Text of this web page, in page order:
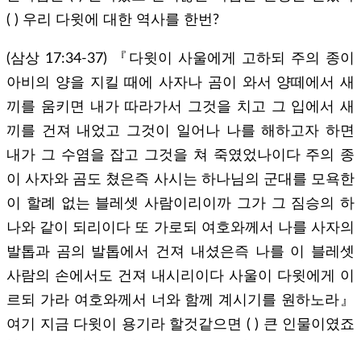
( ) 우리 다윗에 대한 역사를 한번?
(삼상 17:34-37) 『다윗이 사울에게 고하되 주의 종이
아비의 양을 지킬 때에 사자나 곰이 와서 양떼에서 새
끼를 움키면 내가 따라가서 그것을 치고 그 입에서 새
끼를 건져 내었고 그것이 일어나 나를 해하고자 하면
내가 그 수염을 잡고 그것을 쳐 죽였었나이다 주의 종
이 사자와 곰도 쳤은즉 사시는 하나님의 군대를 모욕한
이 할례 없는 블레셋 사람이리이까 그가 그 짐승의 하
나와 같이 되리이다 또 가로되 여호와께서 나를 사자의
발톱과 곰의 발톱에서 건져 내셨은즉 나를 이 블레셋
사람의 손에서도 건져 내시리이다 사울이 다윗에게 이
르되 가라 여호와께서 너와 함께 계시기를 원하노라』
여기 지금 다윗이 용기라 할것같으면 ( ) 큰 인물이였죠